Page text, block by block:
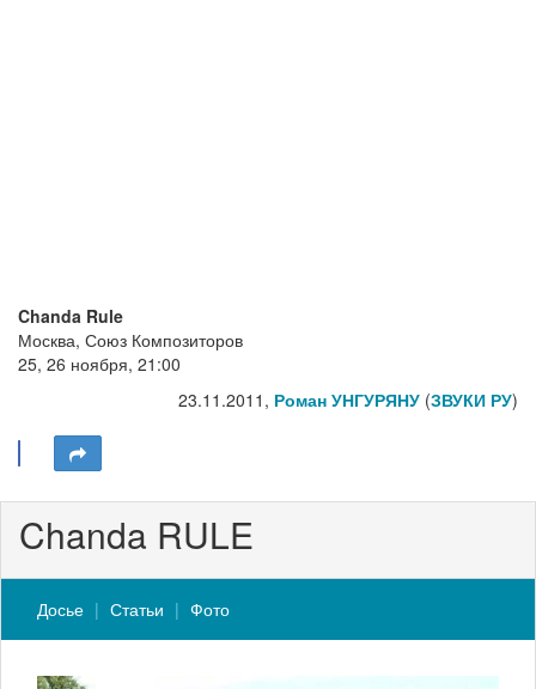
Chanda Rule
Москва, Союз Композиторов
25, 26 ноября, 21:00
23.11.2011, Роман УНГУРЯНУ (ЗВУКИ РУ)
Chanda RULE
Досье Статьи Фото